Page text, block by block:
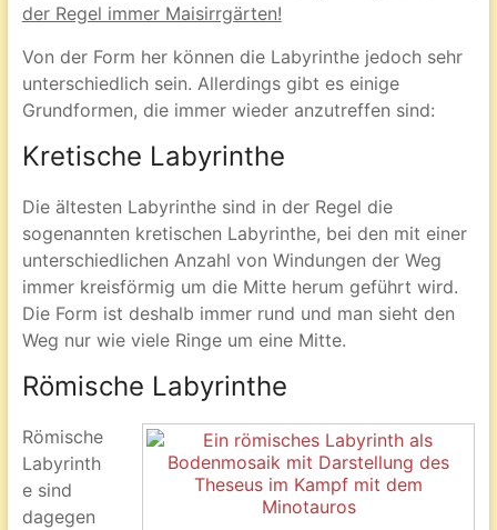
der Regel immer Maisirrgärten!
Von der Form her können die Labyrinthe jedoch sehr
unterschiedlich sein. Allerdings gibt es einige
Grundformen, die immer wieder anzutreffen sind:
Kretische Labyrinthe
Die ältesten Labyrinthe sind in der Regel die
sogenannten kretischen Labyrinthe, bei den mit einer
unterschiedlichen Anzahl von Windungen der Weg
immer kreisförmig um die Mitte herum geführt wird.
Die Form ist deshalb immer rund und man sieht den
Weg nur wie viele Ringe um eine Mitte.
Römische Labyrinthe
Römische
Labyrinth
e sind
dagegen